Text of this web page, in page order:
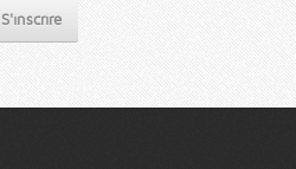
S'inscrire